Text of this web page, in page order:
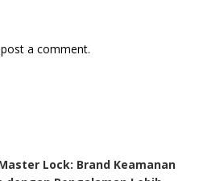
Lock: Brand Keamanan
a comment.